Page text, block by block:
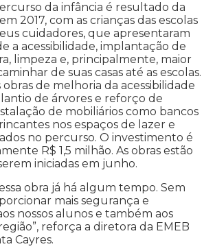
da infância é resultado da
2017, com as crianças das escolas
cuidadores, que apresentaram
a acessibilidade, implantação de
limpeza e, principalmente, maior
de suas casas até as escolas.
obras de melhoria da acessibilidade
de árvores e reforço de
de mobiliários como bancos
nos espaços de lazer e
no percurso. O investimento é
R$ 1,5 milhão. As obras estão
iniciadas em junho.
obra já há algum tempo. Sem
mais segurança e
nossos alunos e também aos
reforça a diretora da EMEB
Cayres.